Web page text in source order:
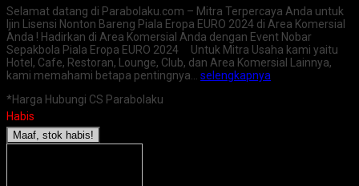
Selamat datang di Parabolaku.com – Mitra Terpercaya Anda untuk
Ijin Lisensi Nonton Bareng Piala Eropa EURO 2024 di Area Komersial
Anda ! Hadirkan di Area Komersial Anda dengan Event Nobar
Sepakbola Piala Eropa EURO 2024 Untuk Mitra Usaha kami yaitu
Hotel, Cafe, Restoran, Lounge, Club, dan Area Komersial Lainnya,
kami memahami betapa pentingnya… selengkapnya
*Harga Hubungi CS Parabolaku
Habis
Maaf, stok habis!